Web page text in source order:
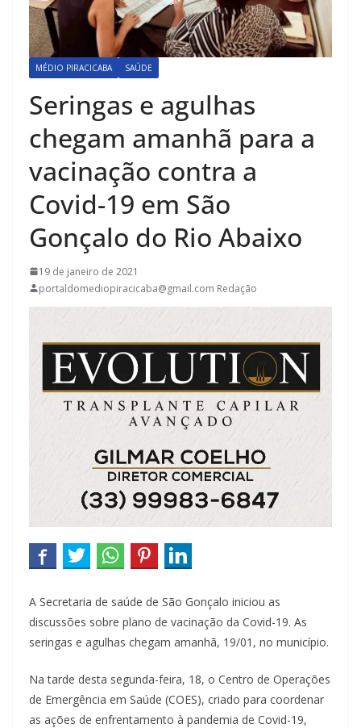
MÉDIO PIRACICABA SAÚDE
Seringas e agulhas
chegam amanhã para a
vacinação contra a
Covid-19 em São
Gonçalo do Rio Abaixo
19 de janeiro de 2021
portaldomediopiracicaba@gmail.com Redação
A Secretaria de saúde de São Gonçalo iniciou as
discussões sobre plano de vacinação da Covid-19. As
seringas e agulhas chegam amanhã, 19/01, no município.
Na tarde desta segunda-feira, 18, o Centro de Operações
de Emergência em Saúde (COES), criado para coordenar
as ações de enfrentamento à pandemia de Covid-19,